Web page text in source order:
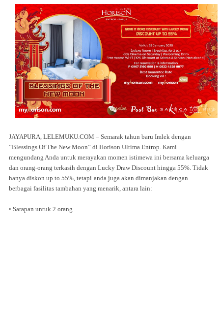
JAYAPURA, LELEMUKU.COM – Semarak tahun baru Imlek dengan
”Blessings Of The New Moon” di Horison Ultima Entrop. Kami
mengundang Anda untuk merayakan momen istimewa ini bersama keluarga
dan orang-orang terkasih dengan Lucky Draw Discount hingga 55%. Tidak
hanya diskon up to 55%, tetapi anda juga akan dimanjakan dengan
berbagai fasilitas tambahan yang menarik, antara lain:
• Sarapan untuk 2 orang